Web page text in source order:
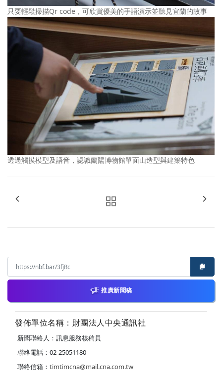
只要輕鬆掃描Qr code，可欣賞優美的手語演示並聽見宜蘭的故事
透過觸摸模型及語音，認識蘭陽博物館單面山造型與建築特色
推廣新聞稿
發佈單位名稱：財團法人中央通訊社
新聞聯絡人：訊息服務核稿員
聯絡電話：02-25051180
聯絡信箱： timtimcna@mail.cna.com.tw